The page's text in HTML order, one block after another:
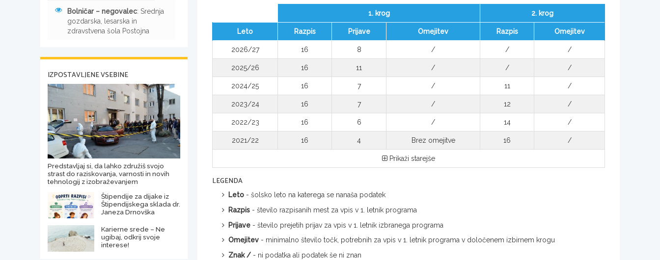
1. krog 2. krog
Leto Razpis Prijave Omejitev Razpis Omejitev
2026/27 16 8 / / /
2025/26 16 11 / / /
2024/25 16 7 / 11 /
2023/24 16 7 / 12 /
2022/23 16 6 / 14 /
2021/22 16 4 Brez omejitve 16 /
Prikaži starejše
LEGENDA
Leto - šolsko leto na katerega se nanaša podatek
Razpis - število razpisanih mest za vpis v 1. letnik programa
Prijave - število prejetih prijav za vpis v 1. letnik izbranega programa
Omejitev - minimalno število točk, potrebnih za vpis v 1. letnik programa v določenem izbirnem krogu
Znak / - ni podatka ali podatek še ni znan
Bolničar – negovalec: Srednja
gozdarska, lesarska in
zdravstvena šola Postojna
IZPOSTAVLJENE VSEBINE
Predstavljaj si, da lahko združiš svojo
strast do raziskovanja, varnosti in novih
tehnologij z izobraževanjem
Štipendije za dijake iz
Štipendijskega sklada dr.
Janeza Drnovška
Karierne srede – Ne
ugibaj, odkrij svoje
interese!